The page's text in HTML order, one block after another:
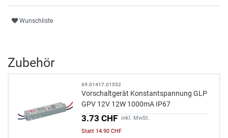
Wunschliste
Zubehör
69.01417.01552
Vorschaltgerät Konstantspannung GLP
GPV 12V 12W 1000mA IP67
3.73 CHF inkl. MwSt.
Statt 14.90 CHF